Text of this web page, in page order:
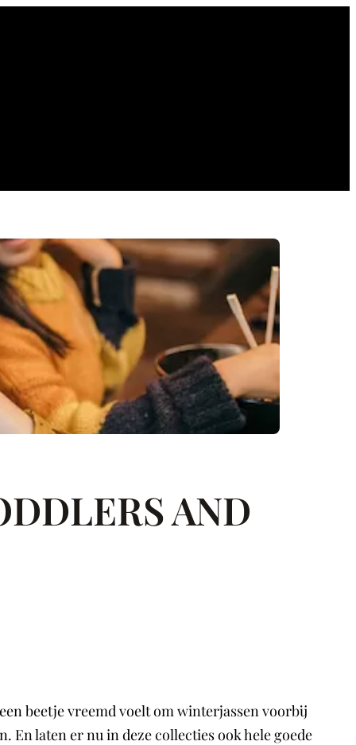
AND
beetje vreemd voelt om winterjassen voorbij
laten er nu in deze collecties ook hele goede